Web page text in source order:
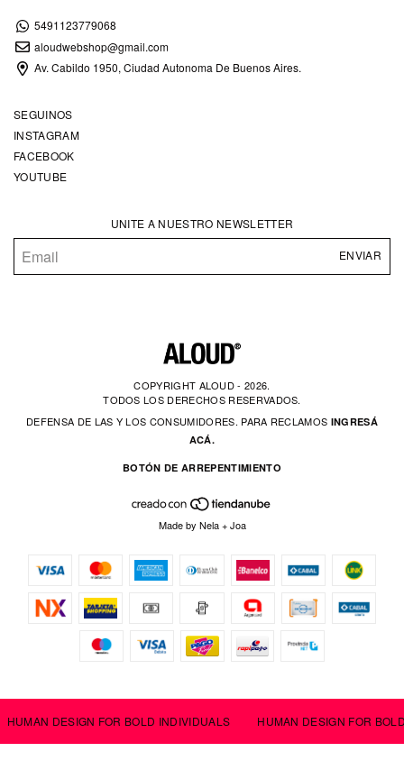
5491123779068
aloudwebshop@gmail.com
Av. Cabildo 1950, Ciudad Autonoma De Buenos Aires.
SEGUINOS
INSTAGRAM
FACEBOOK
YOUTUBE
UNITE A NUESTRO NEWSLETTER
COPYRIGHT ALOUD - 2026.
TODOS LOS DERECHOS RESERVADOS.
DEFENSA DE LAS Y LOS CONSUMIDORES. PARA RECLAMOS INGRESÁ
ACÁ.
BOTÓN DE ARREPENTIMIENTO
Made by Nela+Joa
DESIGN FOR BOLD INDIVIDUALS HUMAN DESIGN FOR BOLD